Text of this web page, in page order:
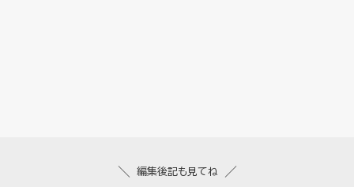
編集後記も見てね